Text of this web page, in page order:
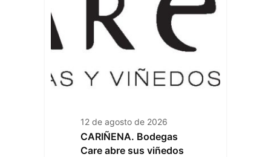
12 de agosto de 2026
CARIÑENA. Bodegas
Care abre sus viñedos